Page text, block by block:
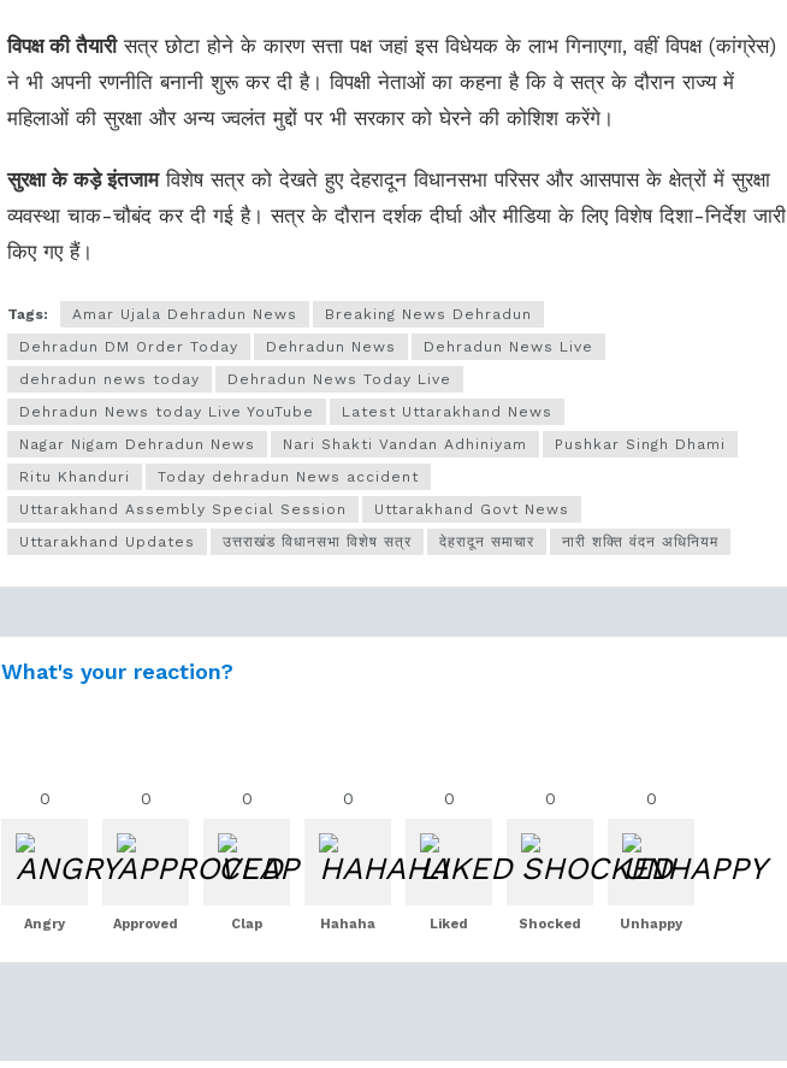
विपक्ष की तैयारीसत्र छोटा होने के कारण सत्ता पक्ष जहां इस विधेयक के लाभ गिनाएगा, वहीं विपक्ष (कांग्रेस)
ने भी अपनी रणनीति बनानी शुरू कर दी है। विपक्षी नेताओं का कहना है कि वे सत्र के दौरान राज्य में
महिलाओं की सुरक्षा और अन्य ज्वलंत मुद्दों पर भी सरकार को घेरने की कोशिश करेंगे।
सुरक्षा के कड़े इंतजामविशेष सत्र को देखते हुए देहरादून विधानसभा परिसर और आसपास के क्षेत्रों में सुरक्षा
व्यवस्था चाक-चौबंद कर दी गई है। सत्र के दौरान दर्शक दीर्घा और मीडिया के लिए विशेष दिशा-निर्देश जारी
किए गए हैं।
Tags: Amar Ujala Dehradun News
Breaking News Dehradun
Dehradun DM Order Today
Dehradun News
Dehradun News Live
dehradun news today
Dehradun News Today Live
Dehradun News today Live YouTube
Latest Uttarakhand News
Nagar Nigam Dehradun News
Nari Shakti Vandan Adhiniyam
Pushkar Singh Dhami
Ritu Khanduri
Today dehradun News accident
Uttarakhand Assembly Special Session
Uttarakhand Govt News
Uttarakhand Updates
उत्तराखंड विधानसभा विशेष सत्र देहरादून समाचार नारी शक्ति वंदन अधिनियम
What's your reaction?
0
Angry
0
Approved
0
Clap
0
Hahaha
0
Liked
0
Shocked
0
Unhappy